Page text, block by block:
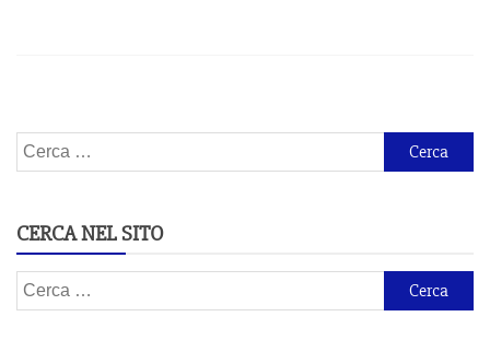
Ricerca
per:
CERCA NEL SITO
Ricerca
per: